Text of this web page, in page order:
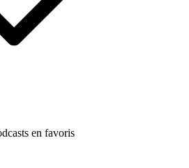
en favoris